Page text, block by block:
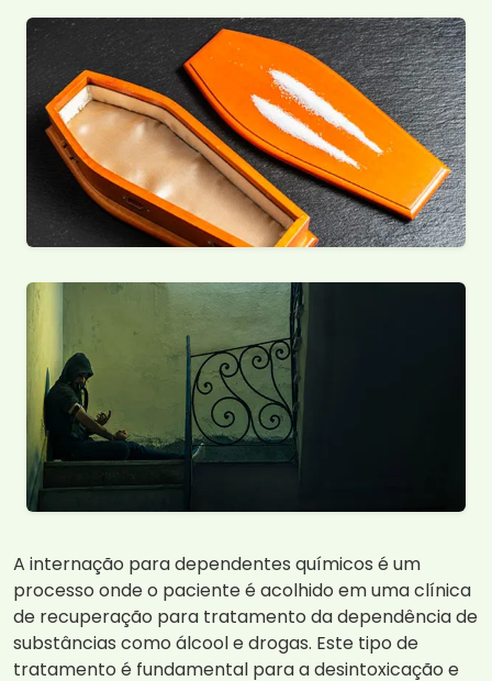
A internação para dependentes químicos é um
processo onde o paciente é acolhido em uma clínica
de recuperação para tratamento da dependência de
substâncias como álcool e drogas. Este tipo de
tratamento é fundamental para a desintoxicação e